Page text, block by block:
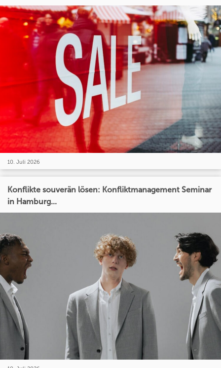
10. Juli 2026
Konflikte souverän lösen: Konfliktmanagement Seminar
in Hamburg...